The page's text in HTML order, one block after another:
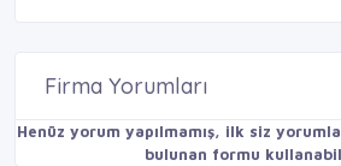
Firma Yorumları
Henüz yorum yapılmamış, ilk siz
bulunan formu